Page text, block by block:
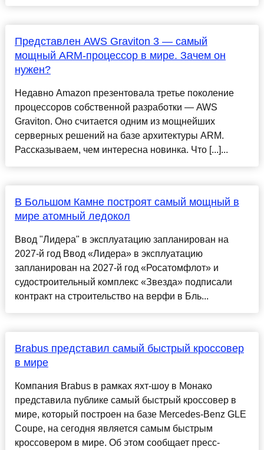
Представлен AWS Graviton 3 — самый
мощный ARM-процессор в мире. Зачем он
нужен?
Недавно Amazon презентовала третье поколение
процессоров собственной разработки — AWS
Graviton. Оно считается одним из мощнейших
серверных решений на базе архитектуры ARM.
Рассказываем, чем интересна новинка. Что [...]...
В Большом Камне построят самый мощный в
мире атомный ледокол
Ввод "Лидера" в эксплуатацию запланирован на
2027-й год Ввод «Лидера» в эксплуатацию
запланирован на 2027-й год «Росатомфлот» и
судостроительный комплекс «Звезда» подписали
контракт на строительство на верфи в Бль...
Brabus представил самый быстрый кроссовер
в мире
Компания Brabus в рамках яхт-шоу в Монако
представила публике самый быстрый кроссовер в
мире, который построен на базе Mercedes-Benz GLE
Coupe, на сегодня является самым быстрым
кроссовером в мире. Об этом сообщает пресс-